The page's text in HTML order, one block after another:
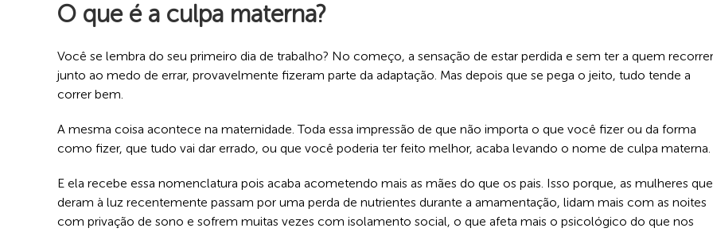
O que é a culpa materna?
Você se lembra do seu primeiro dia de trabalho? No começo, a sensação de estar perdida e sem ter a quem
junto ao medo de errar, provavelmente fizeram parte da adaptação. Mas depois que se pega o jeito, tudo tende a
correr bem.
A mesma coisa acontece na maternidade. Toda essa impressão de que não importa o que você fizer ou da forma
como fizer, que tudo vai dar errado, ou que você poderia ter feito melhor, acaba levando o nome de culpa materna.
E ela recebe essa nomenclatura pois acaba acometendo mais as mães do que os pais. Isso porque, as mulheres que
deram à luz recentemente passam por uma perda de nutrientes durante a amamentação, lidam mais com as noites
com privação de sono e sofrem muitas vezes com isolamento social, o que afeta mais o psicológico do que nos